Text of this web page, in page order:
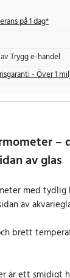
på 1 dag*
Trygg e-handel
- Över 1
–
av glas
med tydlig
av
brett
är ett smidigt